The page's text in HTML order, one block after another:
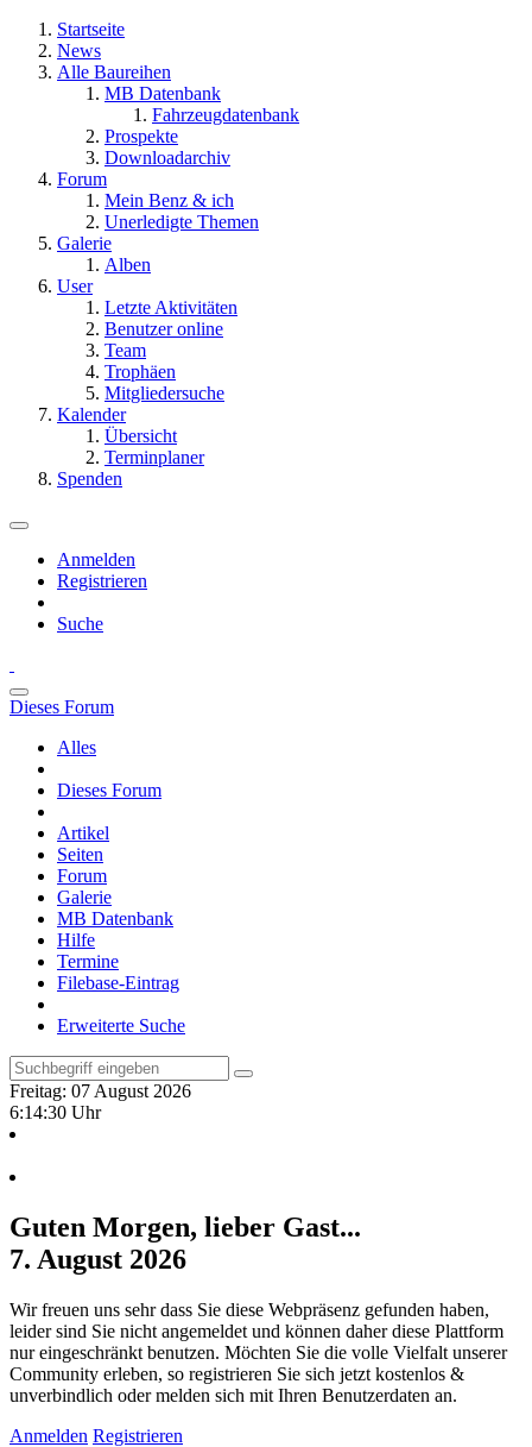
Startseite
News
Alle Baureihen
MB Datenbank
Fahrzeugdatenbank
Prospekte
Downloadarchiv
Forum
Mein Benz & ich
Unerledigte Themen
Galerie
Alben
User
Letzte Aktivitäten
Benutzer online
Team
Trophäen
Mitgliedersuche
Kalender
Übersicht
Terminplaner
Spenden
Anmelden
Registrieren
Suche
Dieses Forum
Alles
Dieses Forum
Artikel
Seiten
Forum
Galerie
MB Datenbank
Hilfe
Termine
Filebase-Eintrag
Erweiterte Suche
Freitag: 07 August 2026
6:14:31 Uhr
Guten Morgen, lieber Gast...
7. August 2026
Wir freuen uns sehr dass Sie diese Webpräsenz gefunden haben,
leider sind Sie nicht angemeldet und können daher diese Plattform
nur eingeschränkt benutzen. Möchten Sie die volle Vielfalt unserer
Community erleben, so registrieren Sie sich jetzt kostenlos &
unverbindlich oder melden sich mit Ihren Benutzerdaten an.
Anmelden Registrieren